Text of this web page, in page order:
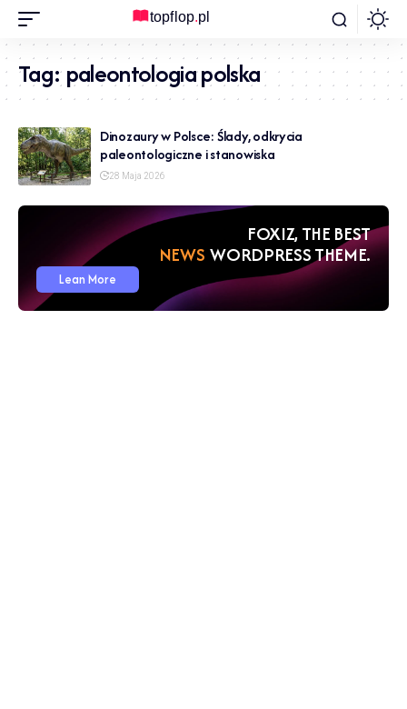
Tag:paleontologia polska
Dinozaury w Polsce: Ślady, odkrycia
paleontologiczne i stanowiska
28 Maja 2026
FOXIZ, THE BEST
NEWS WORDPRESS THEME.
Lean More